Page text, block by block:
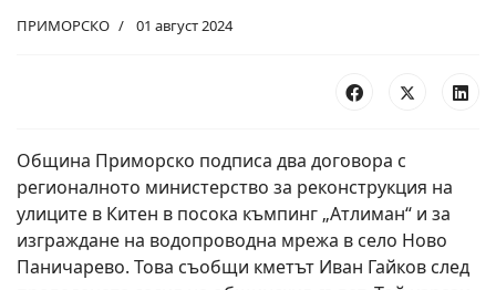
ПРИМОРСКО 01 август 2024
Община Приморско подписа два договора с
регионалното министерство за реконструкция на
улиците в Китен в посока къмпинг „Атлиман“ и за
изграждане на водопроводна мрежа в село Ново
Паничарево. Това съобщи кметът Иван Гайков след